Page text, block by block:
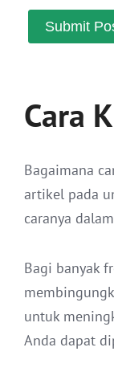
Cara
Bagaimana
artikel pada
caranya
Bagi banyak
untuk
Anda dapat